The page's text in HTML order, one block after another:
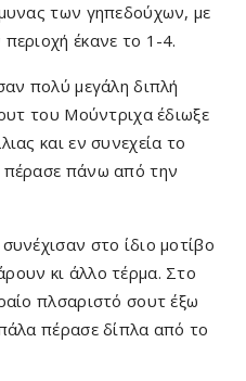
των γηπεδούχων, με
έκανε το 1-4.
πολύ μεγάλη διπλή
του Μούντριχα έδιωξε
και εν συνεχεία το
πέρασε πάνω από την
στο ίδιο μοτίβο
κι άλλο τέρμα. Στο
πλσαριστό σουτ έξω
πέρασε δίπλα από το